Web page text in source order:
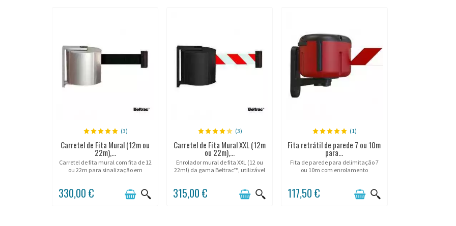
(3)
Carretel de Fita Mural (12m ou
22m),...
Carretel de fita mural com fita de 12
ou 22m para sinalização em
330,00 €
(3)
Carretel de Fita Mural XXL (12m
ou 22m),...
Enrolador mural de fita XXL (12 ou
22m!) da gama Beltrac™, utilizável
315,00 €
(1)
Fita retrátil de parede 7 ou 10m
para...
Fita de parede para delimitação 7
ou 10m com enrolamento
117,50 €